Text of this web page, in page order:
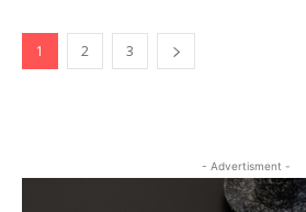
1 2 3
- Advertisment -